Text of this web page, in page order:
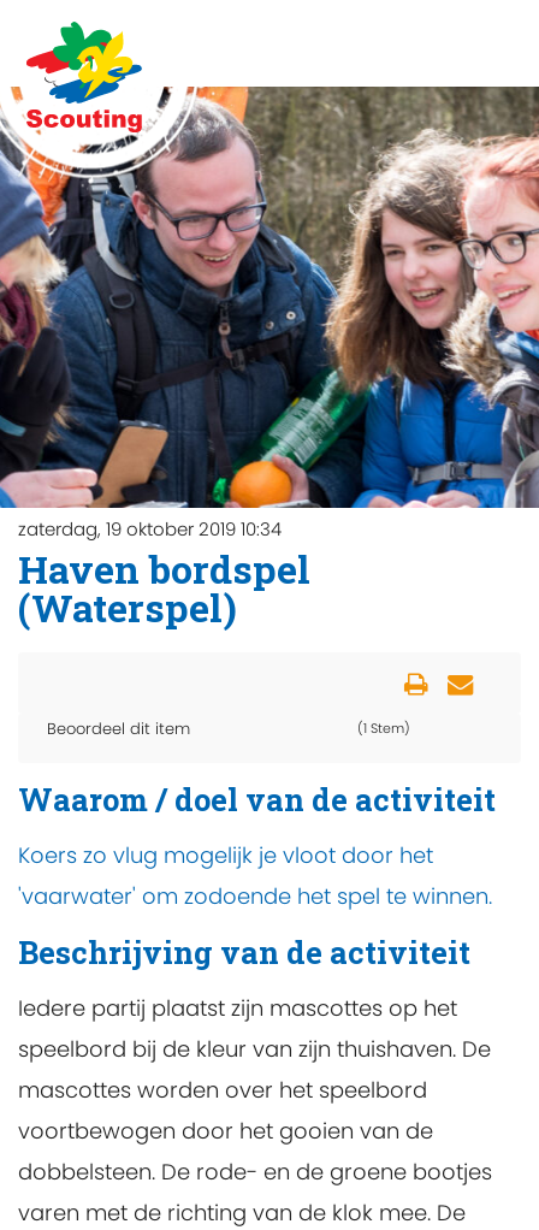
zaterdag, 19 oktober 2019 10:34
Haven bordspel
(Waterspel)
Beoordeel dit item (1 Stem)
Waarom / doel van de activiteit
Koers zo vlug mogelijk je vloot door het
'vaarwater' om zodoende het spel te winnen.
Beschrijving van de activiteit
Iedere partij plaatst zijn mascottes op het
speelbord bij de kleur van zijn thuishaven. De
mascottes worden over het speelbord
voortbewogen door het gooien van de
dobbelsteen. De rode- en de groene bootjes
varen met de richting van de klok mee. De